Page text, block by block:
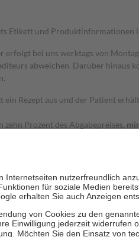
Etikett und Produktinformationen
bei uns werktags von
abweichen. Darüber
Rezept aus und der Patient
Prozent des Abgabepreises,
zu stärken und die
mit Ausnahme der Fahrkosten
der GKV getragen werden